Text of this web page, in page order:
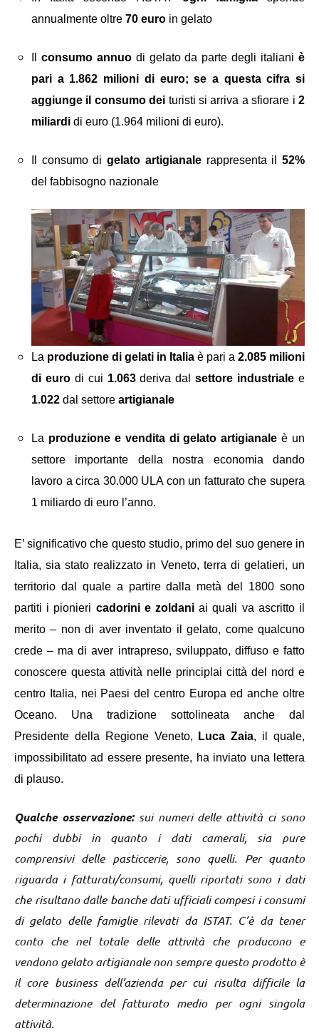
annualmente oltre 70 euro in gelato
consumo annuo di gelato da parte degli italiani è
pari a 1.862 milioni di euro; se a questa cifra si
aggiunge il consumo dei turisti si arriva a sfiorare i2
miliardi di euro (1.964 milioni di euro).
Il consumo digelato artigianalerappresenta il52%
del fabbisogno nazionale
La produzione di gelati in Italia è pari a 2.085 milioni
di eurodi cui 1.063deriva dalsettore industriale e
1.022 dal settore artigianale
La produzione e vendita di gelato artigianale è un
settore importante della nostra economia dando
lavoro a circa 30.000 ULA con un fatturato che supera
1 miliardo di euro l’anno.
E’ significativo che questo studio, primo del suo genere in
Italia, sia stato realizzato in Veneto, terra di gelatieri, un
territorio dal quale a partire dalla metà del 1800 sono
partiti i pionieri cadorini e zoldani ai quali va ascritto il
merito – non di aver inventato il gelato, come qualcuno
crede – ma di aver intrapreso, sviluppato, diffuso e fatto
conoscere questa attività nelle principlai città del nord e
centro Italia, nei Paesi del centro Europa ed anche oltre
Oceano. Una tradizione sottolineata anche dal
Presidente della Regione Veneto,
Luca Zaia, il quale,
impossibilitato ad essere presente, ha inviato una lettera
di plauso.
Qualche osservazione:sui numeri delle attività ci sono
pochi dubbi in quanto i dati camerali, sia pure
comprensivi delle pasticcerie, sono quelli. Per quanto
riguarda i fatturati/consumi, quelli riportati sono i dati
che risultano dalle banche dati ufficiali compesi i consumi
di gelato delle famiglie rilevati da ISTAT. C’è da tener
conto che nel totale delle attività che producono e
vendono gelato artigianale non sempre questo prodotto è
il core business dell’azienda per cui risulta difficile la
determinazione del fatturato medio per ogni singola
attività.